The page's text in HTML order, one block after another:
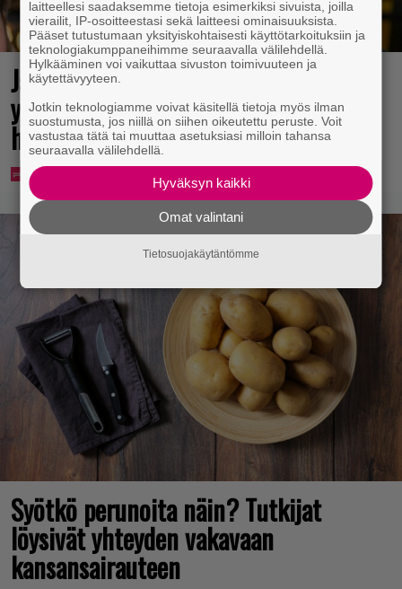
Jani Sievinen kokosi lapsikatraansa
yhteen – ”Minun suurin perintöni
heille”
Syötkö perunoita näin? Tutkijat
löysivät yhteyden vakavaan
kansansairauteen
laitteellesi saadaksemme tietoja esimerkiksi sivuista, joilla
vierailit, IP-osoitteestasi sekä laitteesi ominaisuuksista.
Pääset tutustumaan yksityiskohtaisesti käyttötarkoituksiin ja
teknologiakumppaneihimme seuraavalla välilehdellä.
Hylkääminen voi vaikuttaa sivuston toimivuuteen ja
käytettävyyteen.
Jotkin teknologiamme voivat käsitellä tietoja myös ilman
suostumusta, jos niillä on siihen oikeutettu peruste. Voit
vastustaa tätä tai muuttaa asetuksiasi milloin tahansa
seuraavalla välilehdellä.
Hyväksyn kaikki
Omat valintani
Tietosuojakäytäntömme